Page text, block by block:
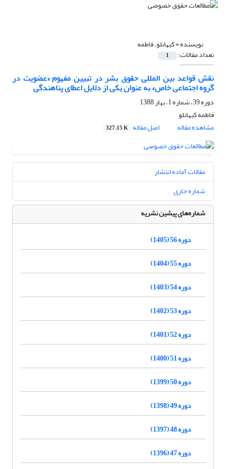
نویسنده =کیهانلو، فاطمه
تعداد مقالات: 1
نقش قواعد بین المللی حقوق بشر در تبیین مفهوم «عضویت در
گروه اجتماعی خاص» به عنوان یکی از دلایل اعطای پناهندگی
دوره 39، شماره 1، بهار 1388
فاطمه کیهانلو
مشاهده مقاله
اصل مقاله 327.15 K
مقالات آماده انتشار
شماره جاری
شماره‌های پیشین نشریه
دوره 56 (1405)
دوره 55 (1404)
دوره 54 (1403)
دوره 53 (1402)
دوره 52 (1401)
دوره 51 (1400)
دوره 50 (1399)
دوره 49 (1398)
دوره 48 (1397)
دوره 47 (1396)